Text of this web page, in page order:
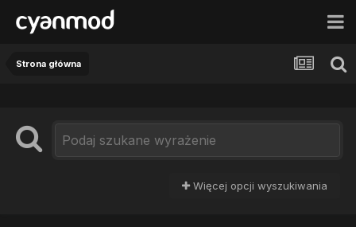
Strona główna
Więcej opcji wyszukiwania